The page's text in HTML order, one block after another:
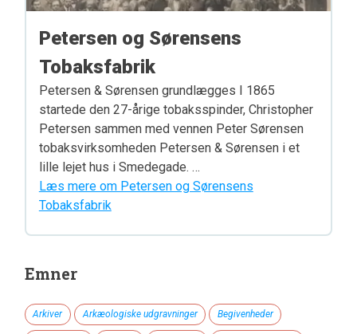
Petersen og Sørensens
Tobaksfabrik
Petersen & Sørensen grundlægges I 1865
startede den 27-årige tobaksspinder, Christopher
Petersen sammen med vennen Peter Sørensen
tobaksvirksomheden Petersen & Sørensen i et
lille lejet hus i Smedegade. …
Læs mere om Petersen og Sørensens
Tobaksfabrik
Emner
Arkiver Arkæologiske udgravninger Begivenheder